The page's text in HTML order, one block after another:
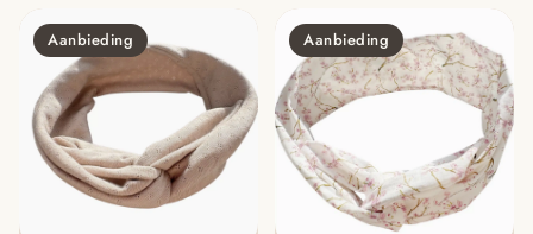
was:
€15.95.
€12.95.
was:
€15.95.
is:
€12.95.
Aanbieding Aanbieding